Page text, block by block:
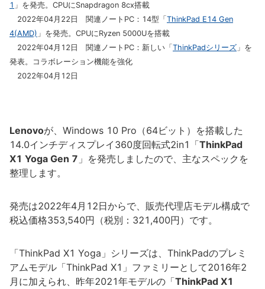
1 」を発売。CPUにSnapdragon 8cx搭載
2022年04月22日 関連ノートPC：14型「 ThinkPad E14 Gen
4(AMD) 」を発売。CPUにRyzen 5000Uを搭載
2022年04月12日 関連ノートPC：新しい「 ThinkPadシリーズ 」を
発表。コラボレーション機能を強化
2022年04月12日
Lenovoが、Windows 10 Pro（64ビット）を搭載した
14.0インチディスプレイ360度回転式2in1「ThinkPad
X1 Yoga Gen 7 」を発売しましたので、主なスペックを
整理します。
発売は2022年4月12日からで、販売代理店モデル構成で
税込価格353,540円（税別：321,400円）です。
「ThinkPad X1 Yoga」シリーズは、ThinkPadのプレミ
アムモデル「ThinkPad X1」ファミリーとして2016年2
月に加えられ、昨年2021年モデルの「ThinkPad X1